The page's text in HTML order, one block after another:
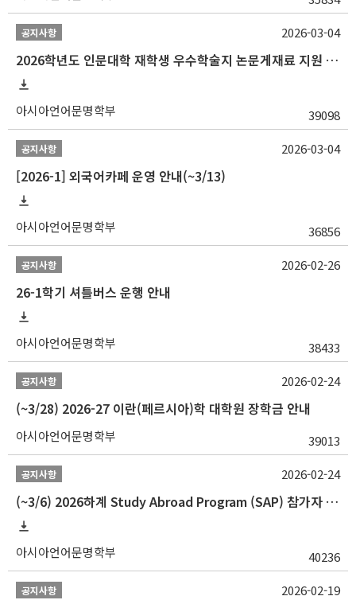
공지사항
2026학년도 인문대학 재학생 우수학술지 논문게재료 지원 안내
아시아언어문명학부 39098
2026-03-04
공지사항
[2026-1] 외국어카페 운영 안내(~3/13)
아시아언어문명학부 36856
2026-03-04
공지사항
26-1학기 셔틀버스 운행 안내
아시아언어문명학부 38433
2026-02-26
공지사항
(~3/28) 2026-27 이란(페르시아)학 대학원 장학금 안내
아시아언어문명학부 39013
2026-02-24
공지사항
(~3/6) 2026하계 Study Abroad Program (SAP) 참가자 모집 안내
아시아언어문명학부 40236
2026-02-24
공지사항 2026-02-19